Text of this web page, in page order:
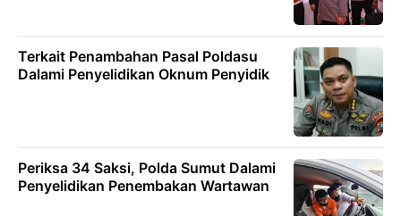
Terkait Penambahan Pasal Poldasu
Dalami Penyelidikan Oknum Penyidik
Periksa 34 Saksi, Polda Sumut Dalami
Penyelidikan Penembakan Wartawan